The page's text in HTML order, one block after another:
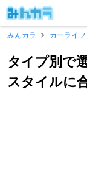
みんカラ
カーライフ
タイプ別で
スタイルに